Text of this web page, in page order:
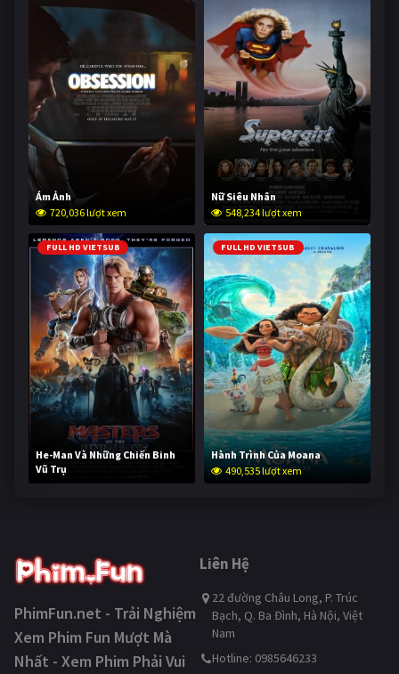
Ám Ảnh
720,036 lượt xem
Nữ Siêu Nhân
548,234 lượt xem
FULL HD VIETSUB
He-Man Và Những Chiến Binh
Vũ Trụ
239,258 lượt xem
FULL HD VIETSUB
Hành Trình Của Moana
490,535 lượt xem
PhimFun.net - Trải Nghiệm
Xem Phim Fun Mượt Mà
Nhất - Xem Phim Phải Vui
Liên Hệ
22 đường Châu Long, P. Trúc
Bạch, Q. Ba Đình, Hà Nội, Việt
Nam
Hotline: 0985646233